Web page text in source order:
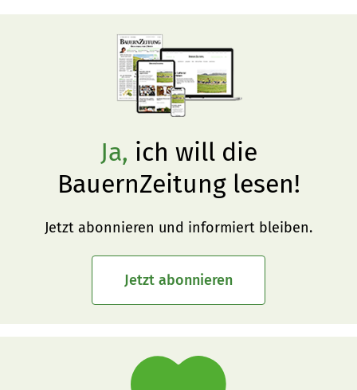
Ja, ich will die
BauernZeitung lesen!
Jetzt abonnieren und informiert bleiben.
Jetzt abonnieren